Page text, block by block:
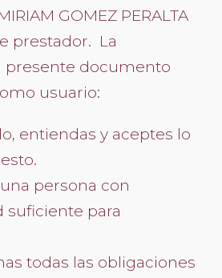
GOMEZ PERALTA
prestador. La
presente documento
usuario:
entiendas y aceptes lo
persona con
suficiente para
todas las obligaciones